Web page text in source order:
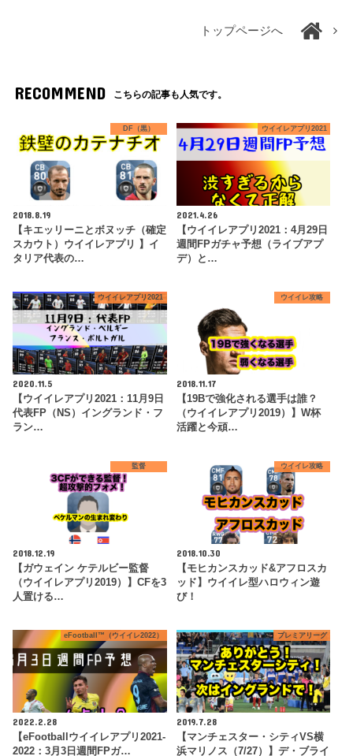
トップページへ
RECOMMEND こちらの記事も人気です。
DF（黒）
2018.8.19
【キエッリーニとボヌッチ（確定
スカウト）ウイイレアプリ 】イ
タリア代表の…
ウイイレアプリ2021
2021.4.26
【ウイイレアプリ2021：4月29日
週間FPガチャ予想（ライブアプ
デ）と…
ウイイレアプリ2021
2020.11.5
【ウイイレアプリ2021：11月9日
代表FP（NS）イングランド・フ
ラン…
ウイイレ攻略
2018.11.17
【19Bで強化される選手は誰？
（ウイイレアプリ2019）】W杯
活躍と今頑…
監督
2018.12.19
【ガウェイン ケテルビー監督
（ウイイレアプリ2019）】CFを3
人置ける…
ウイイレ攻略
2018.10.30
【モヒカンスカッド&アフロスカ
ッド】ウイイレ型ハロウィン遊
び！
eFootball™（ウイイレ2022）
2022.2.28
【eFootballウイイレアプリ2021-
2022：3月3日週間FPガ…
プレミアリーグ
2019.7.28
【マンチェスター・シティVS横
浜マリノス（7/27）】デ・ブライ